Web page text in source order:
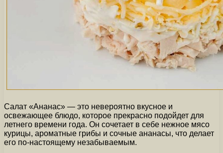
Салат «Ананас» — это невероятно вкусное и
освежающее блюдо, которое прекрасно подойдет для
летнего времени года. Он сочетает в себе нежное мясо
курицы, ароматные грибы и сочные ананасы, что делает
его по-настоящему незабываемым.